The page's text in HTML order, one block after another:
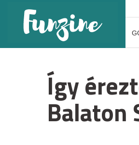
Így
Balaton